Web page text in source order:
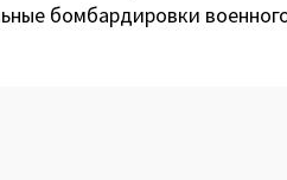
бомбардировки